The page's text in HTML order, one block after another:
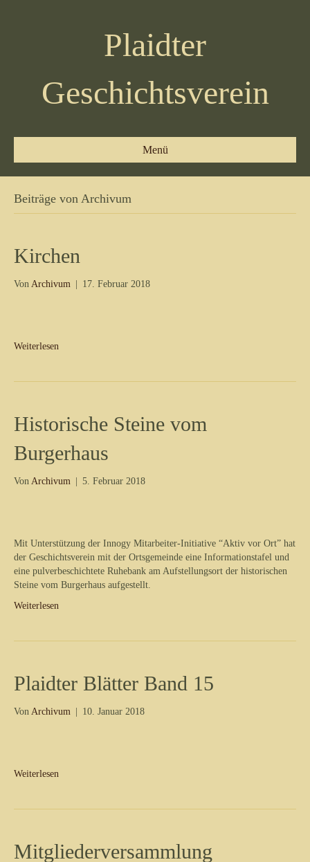
Plaidter
Geschichtsverein
Menü
Beiträge von Archivum
Kirchen
Von Archivum 17. Februar 2018
Weiterlesen
Historische Steine vom
Burgerhaus
Von Archivum 5. Februar 2018
Mit Unterstützung der Innogy Mitarbeiter-Initiative “Aktiv vor Ort” hat
der Geschichtsverein mit der Ortsgemeinde eine Informationstafel und
eine pulverbeschichtete Ruhebank am Aufstellungsort der historischen
Steine vom Burgerhaus aufgestellt.
Weiterlesen
Plaidter Blätter Band 15
Von Archivum 10. Januar 2018
Weiterlesen
Mitgliederversammlung